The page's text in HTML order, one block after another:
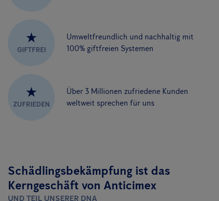
★
GIFTFREI
Umweltfreundlich und nachhaltig mit
100% giftfreien Systemen
★
ZUFRIEDEN
Über 3 Millionen zufriedene Kunden
weltweit sprechen für uns
Schädlingsbekämpfung ist das
Kerngeschäft von Anticimex
UND TEIL UNSERER DNA